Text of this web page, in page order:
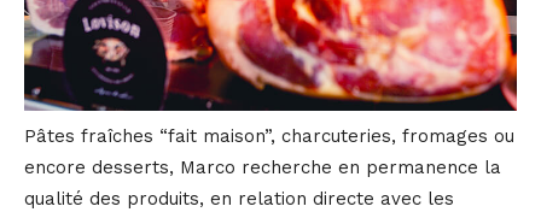
Pâtes fraîches “fait maison”, charcuteries, fromages ou
encore desserts, Marco recherche en permanence la
qualité des produits, en relation directe avec les